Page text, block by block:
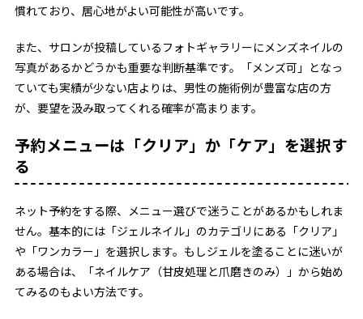
慣れており、居心地がよい可能性が高いです。
また、サロンが投稿しているフォトギャラリーにメンズネイルの
写真があるかどうかも重要な判断基準です。「メンズ可」となっ
ていても実績が少ない店よりは、男性の施術例が豊富な店の方
が、要望を汲み取ってくれる確率が高まります。
予約メニューは「クリア」か「ケア」を選択す
る
ネット予約をする際、メニュー選びで迷うことがあるかもしれま
せん。基本的には「ジェルネイル」のカテゴリにある「クリア」
や「ワンカラー」を選択します。もしジェルを塗ることに迷いが
ある場合は、「ネイルケア（甘皮処理と爪磨きのみ）」から始め
てみるのもよい方法です。